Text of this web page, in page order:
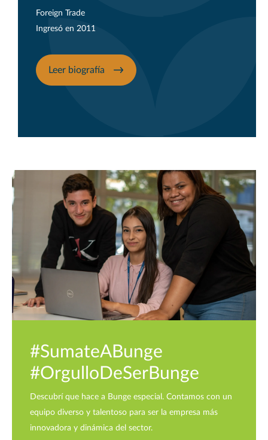
Foreign Trade
Ingresó en 2011
Leer biografía
#SumateABunge
#OrgulloDeSerBunge
Descubrí que hace a Bunge especial. Contamos con un
equipo diverso y talentoso para ser la empresa más
innovadora y dinámica del sector.